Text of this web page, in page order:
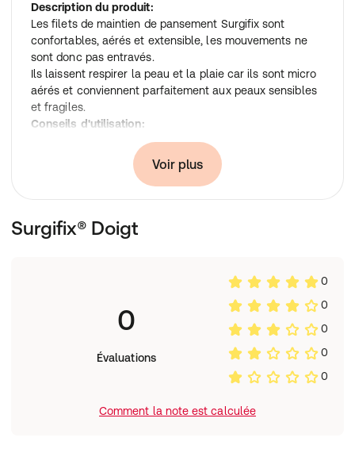
Description du produit:
Les filets de maintien de pansement Surgifix sont
confortables, aérés et extensible, les mouvements ne
sont donc pas entravés.
Ils laissent respirer la peau et la plaie car ils sont micro
aérés et conviennent parfaitement aux peaux sensibles
et fragiles.
Conseils d'utilisation:
Le filet se découpe afin de s’ajuster à la morphologie de
la zone d’application.
59 % coton, 23 % polyamide, 18 % latex
Voir plus
Surgifix® Doigt
0
Évaluations
0
0
0
0
0
Comment la note est calculée